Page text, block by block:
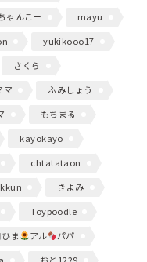
ゃんこー
mayu
yukikooo17
さくら
マ
ふみしょう
もちまる
kayokayo
chtatataon
きよみ
Toypoodle
ま アル
パパ